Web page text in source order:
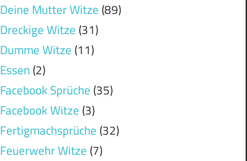
Deine Mutter Witze(89)
Dreckige Witze(31)
Dumme Witze(11)
Essen(2)
Facebook Sprüche(35)
Facebook Witze(3)
Fertigmachsprüche(32)
Feuerwehr Witze(7)